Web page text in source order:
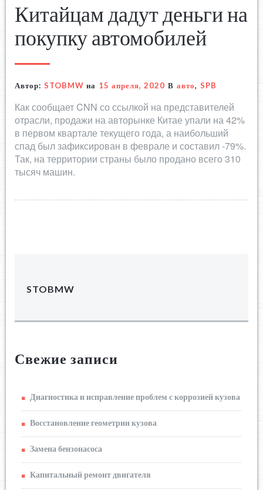
Китайцам дадут деньги на
покупку автомобилей
Автор: STOBMW на 15 апреля, 2020 В авто, SPB
Как сообщает CNN со ссылкой на представителей
отрасли, продажи на авторынке Китае упали на 42%
в первом квартале текущего года, а наибольший
спад был зафиксирован в феврале и составил -79%.
Так, на территории страны было продано всего 310
тысяч машин.
STOBMW
Свежие записи
Диагностика и исправление проблем с коррозией кузова
Восстановление геометрии кузова
Замена бензонасоса
Капитальный ремонт двигателя